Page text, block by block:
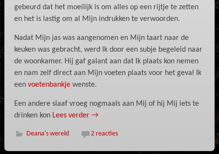
gebeurd dat het moeilijk is om alles op een rijtje te zetten
en het is lastig om al Mijn indrukken te verwoorden.
Nadat Mijn jas was aangenomen en Mijn taart naar de
keuken was gebracht, werd Ik door een subje begeleid naar
de woonkamer. Hij gaf galant aan dat Ik plaats kon nemen
en nam zelf direct aan Mijn voeten plaats voor het geval Ik
een voetenbankjewenste.
Een andere slaaf vroeg nogmaals aan Mij of hij Mij iets te
drinken kon Lees verder →
Deana's wereld 2 reacties